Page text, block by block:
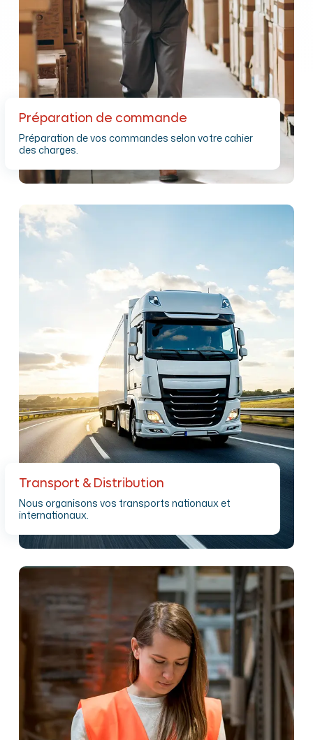
Préparation de commande
Préparation de vos commandes selon votre cahier
des charges.
Transport & Distribution
Nous organisons vos transports nationaux et
internationaux.